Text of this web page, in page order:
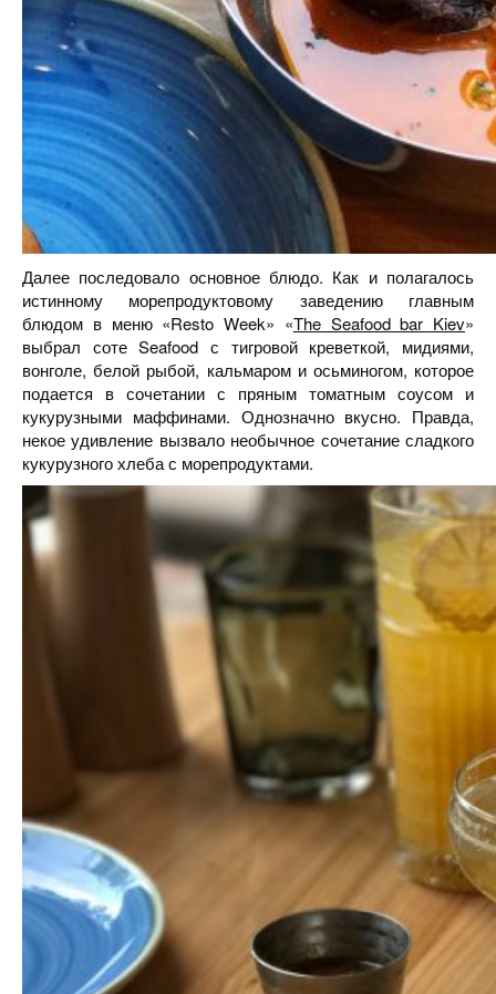
Далее последовало основное блюдо. Как и полагалось
истинному морепродуктовому заведению главным
блюдом в меню «Resto Week» «The Seafood bar Kiev»
выбрал соте Seafood с тигровой креветкой, мидиями,
вонголе, белой рыбой, кальмаром и осьминогом, которое
подается в сочетании с пряным томатным соусом и
кукурузными маффинами. Однозначно вкусно. Правда,
некое удивление вызвало необычное сочетание сладкого
кукурузного хлеба с морепродуктами.